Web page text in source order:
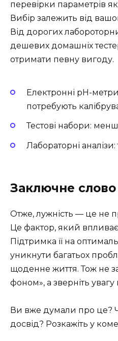
перевірки параметрів
Вибір залежить від
Від дорогих
дешевих домашніх
отримати певну вигоду.
Електронні pH-
потребують
Тестові набори: менш
Лабораторні аналізи:
Заключне слово
Отже, лужність — це не
Це фактор, який впливає
Підтримка її на
уникнути багатьох
щоденне життя. Тож не
фоном», а зверніть увагу
Ви вже думали про це?
досвід? Розкажіть у